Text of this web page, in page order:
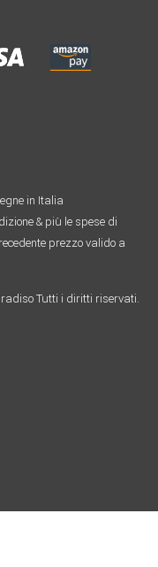
in Italia
& più le spese di
prezzo valido a
Tutti i diritti riservati.